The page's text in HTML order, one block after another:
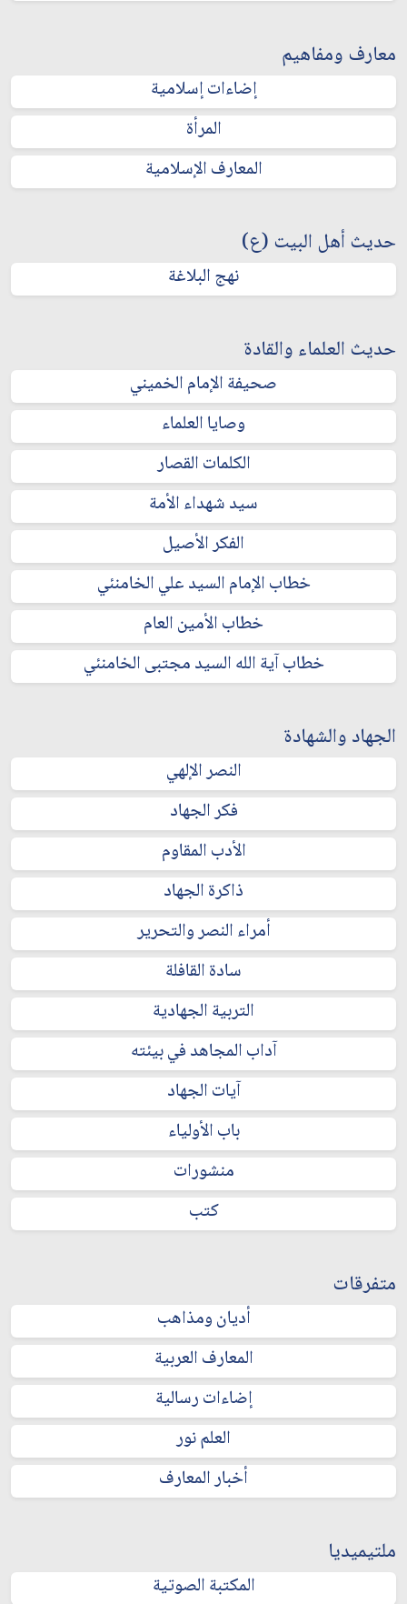
معارف ومفاهيم
إضاءات إسلامية
المرأة
المعارف الإسلامية
حديث أهل البيت (ع)
نهج البلاغة
حديث العلماء والقادة
صحيفة الإمام الخميني
وصايا العلماء
الكلمات القصار
سيد شهداء الأمة
الفكر الأصيل
خطاب الإمام السيد علي الخامنئي
خطاب الأمين العام
خطاب آية الله السيد مجتبى الخامنئي
الجهاد والشهادة
النصر الإلهي
فكر الجهاد
الأدب المقاوم
ذاكرة الجهاد
أمراء النصر والتحرير
سادة القافلة
التربية الجهادية
آداب المجاهد في بيئته
آيات الجهاد
باب الأولياء
منشورات
كتب
متفرقات
أديان ومذاهب
المعارف العربية
إضاءات رسالية
العلم نور
أخبار المعارف
ملتيميديا
المكتبة الصوتية